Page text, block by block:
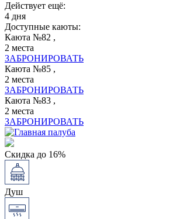
Действует ещё:
4 дня
Доступные каюты:
Каюта №82 ,
2 места
ЗАБРОНИРОВАТЬ
Каюта №85 ,
2 места
ЗАБРОНИРОВАТЬ
Каюта №83 ,
2 места
ЗАБРОНИРОВАТЬ
Скидка до 16%
Душ